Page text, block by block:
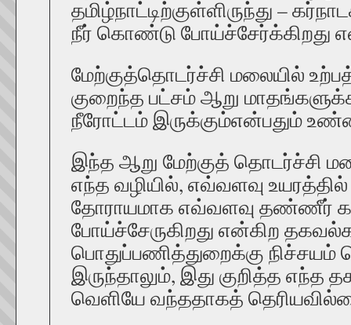
தமிழ்நாட்டிற்குள்ளிருந்து –
நீர் கொண்டு போய்ச்சேர்க்கிறது
மேற்குத்தொடர்ச்சி மலையில்
குறைந்த பட்சம் ஆறு
நீரோட்டம் இருக்கும்என்பதும்
இந்த ஆறு மேற்குத் தொடர்ச்சி
எந்த வழியில், எவ்வளவு உயரத்தில்
தோராயமாக எவ்வளவு தண்ணீர்
போய்ச்சேருகிறது என்கிற
பொதுப்பணித்துறைக்கு நிச்சயம்
இருந்தாலும், இது குறித்த எந்த
வெளியே வந்ததாகத்